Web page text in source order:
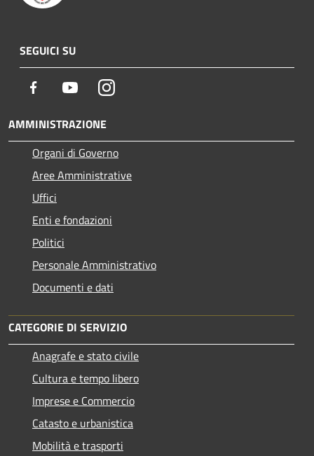
SEGUICI SU
Facebook YoutubeInstagram
AMMINISTRAZIONE
Organi di Governo
Aree Amministrative
Uffici
Enti e fondazioni
Politici
Personale Amministrativo
Documenti e dati
CATEGORIE DI SERVIZIO
Anagrafe e stato civile
Cultura e tempo libero
Imprese e Commercio
Catasto e urbanistica
Mobilità e trasporti